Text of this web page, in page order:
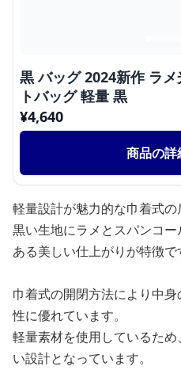
黒 バッグ 2024新作 ラ
トバッグ 軽量 黒
¥4,640
商品の詳
軽量設計が魅力的な巾着式の
黒い生地にラメとスパンコ
ある美しい仕上がりが特徴で
巾着式の開閉方法により中
性に優れています。
軽量素材を使用しているた
い設計となっています。